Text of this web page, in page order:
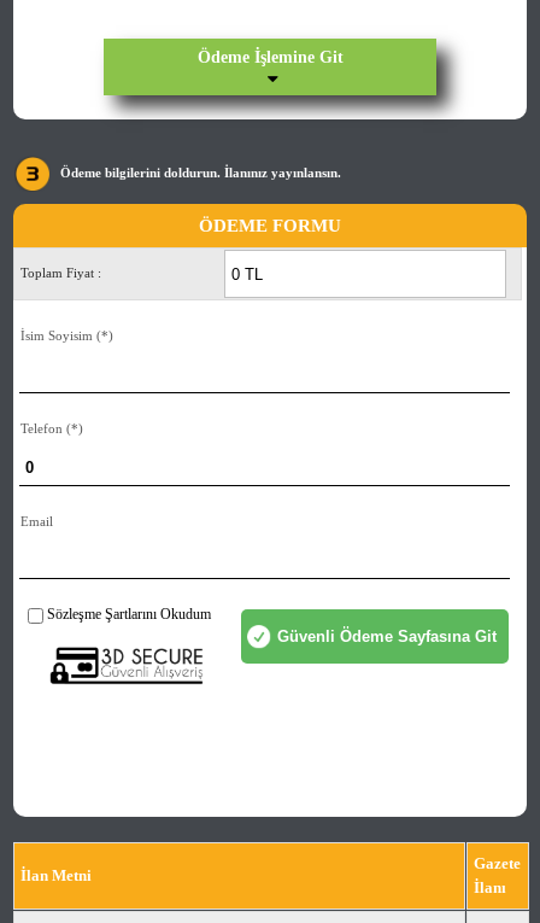
Ödeme İşlemine Git
Ödeme bilgilerini doldurun. İlanınız yayınlansın.
ÖDEME FORMU
Toplam Fiyat :
İsim Soyisim(*)
Telefon(*)
Email
Sözleşme Şartlarını Okudum
İlan Metni
Gazete
İlanı